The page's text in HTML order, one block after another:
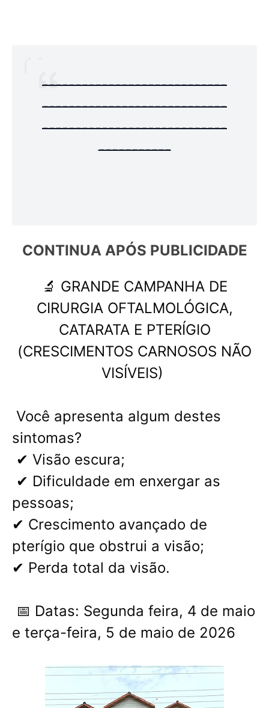
----------------------------
----------------------------
----------------------------
-----------
CONTINUA APÓS PUBLICIDADE
🔬 GRANDE CAMPANHA DE
CIRURGIA OFTALMOLÓGICA,
CATARATA E PTERÍGIO
(CRESCIMENTOS CARNOSOS NÃO
VISÍVEIS)
Você apresenta algum destes
sintomas?
✔ Visão escura;
✔ Dificuldade em enxergar as
pessoas;
✔ Crescimento avançado de
pterígio que obstrui a visão;
✔ Perda total da visão.
📅 Datas: Segunda feira, 4 de maio
e terça-feira, 5 de maio de 2026